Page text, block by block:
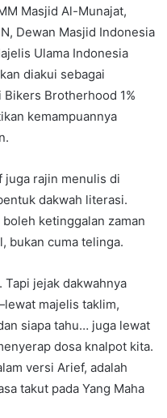
Masjid Al-Munajat,
Dewan Masjid Indonesia
Ulama Indonesia
diakui sebagai
Brotherhood 1%
kemampuannya
juga rajin menulis di
dakwah literasi.
ketinggalan zaman
bukan cuma telinga.
jejak dakwahnya
majelis taklim,
siapa tahu… juga lewat
dosa knalpot kita.
versi Arief, adalah
takut pada Yang Maha